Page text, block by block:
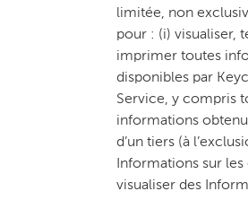
limitée, non
pour : (i) visualiser,
imprimer toutes
disponibles par
Service, y compris
informations
d’un tiers (à
Informations sur les
visualiser des